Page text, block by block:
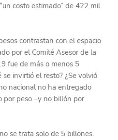
costo estimado” de 422 mil
contrastan con el espacio
por el Comité Asesor de la
fue de más o menos 5
invirtió el resto? ¿Se volvió
nacional no ha entregado
por peso –y no billón por
se trata solo de 5 billones.